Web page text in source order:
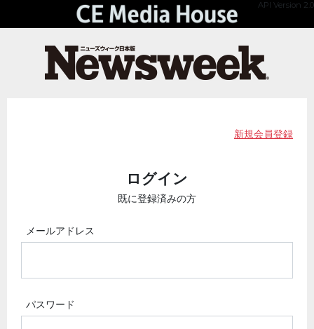
API Version 2.0
新規会員登録
ログイン
既に登録済みの方
メールアドレス
パスワード